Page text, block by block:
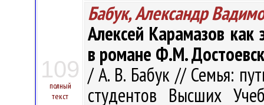
109
полный
текст
Бабук, Александр
Алексей Карамазов как
в романе Ф.М.
/ А. В. Бабук // Семья:
студентов Высших